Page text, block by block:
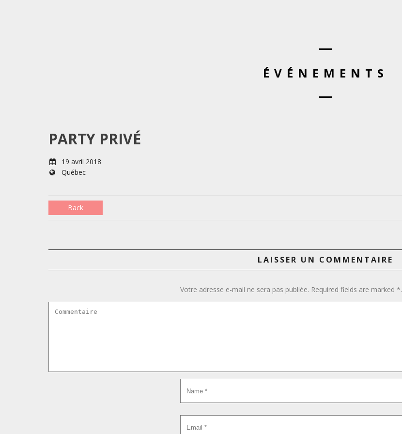
ÉVÉNEMENTS
PARTY PRIVÉ
19 avril 2018
Québec
Back
LAISSER UN COMMENTAIRE
Votre adresse e-mail ne sera pas publiée. Required fields are marked *.